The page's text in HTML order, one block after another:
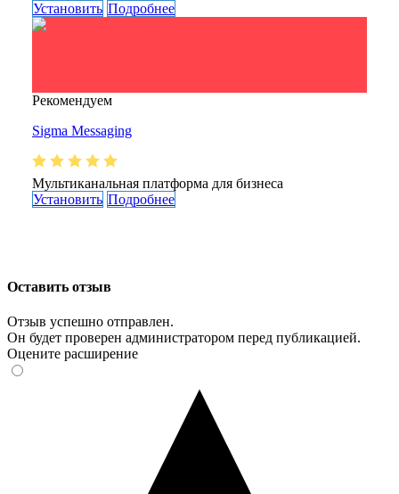
Установить Подробнее
Рекомендуем
Sigma Messaging
Мультиканальная платформа для бизнеса
Установить Подробнее
Оставить отзыв
Отзыв успешно отправлен.
Он будет проверен администратором перед публикацией.
Оцените расширение